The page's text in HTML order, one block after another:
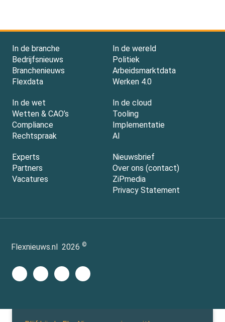
In de branche
Bedrijfsnieuws
Branchenieuws
Flexdata
In de wereld
Politiek
Arbeidsmarktdata
Werken 4.0
In de wet
Wetten & CAO’s
Compliance
Rechtspraak
In de cloud
Tooling
Implementatie
AI
Experts
Partners
Vacatures
Nieuwsbrief
Over ons (contact)
ZiPmedia
Privacy Statement
Flexnieuws.nl 2026 ©